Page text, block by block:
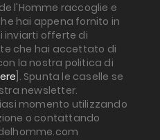
l'Homme raccoglie e
hai appena fornito in
inviarti offerte di
che hai accettato di
la nostra politica di
]. Spunta le caselle se
newsletter.
momento utilizzando
o contattando